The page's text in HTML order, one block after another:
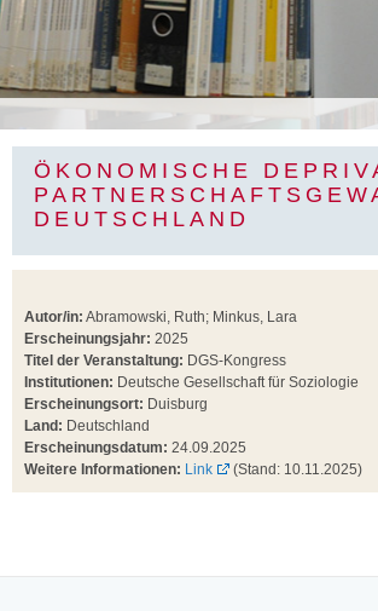
ÖKONOMISCHE
DEUTSCHLAND
Autor/in: Abramowski, Ruth; Minkus, Lara
Erscheinungsjahr: 2025
Titel der Veranstaltung: DGS-Kongress
Institutionen: Deutsche Gesellschaft für Soziologie
Erscheinungsort: Duisburg
Land: Deutschland
Erscheinungsdatum: 24.09.2025
Weitere Informationen: Link (Stand: 10.11.2025)